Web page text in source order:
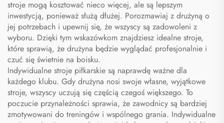
stroje mogą kosztować nieco więcej, ale są lepszym
inwestycją, ponieważ służą dłużej. Porozmawiaj z drużyną o
jej potrzebach i upewnij się, że wszyscy są zadowoleni z
wyboru. Dzięki tym wskazówkom znajdziesz idealne stroje,
które sprawią, że drużyna będzie wyglądać profesjonalnie i
czuć się świetnie na boisku.
Indywidualne stroje piłkarskie są naprawdę ważne dla
każdego klubu. Gdy drużyna nosi swoje własne, wyjątkowe
stroje, wszyscy uczują się częścią czegoś większego. To
poczucie przynależności sprawia, że zawodnicy są bardziej
zmotywowani do treningów i wspólnego grania. Indywidualne